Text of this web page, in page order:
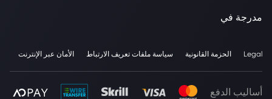
مدرجة في
Legal الحزمة القانونية سياسة ملفات تعريف الارتباط الأمان عبر الإنترنت
أساليب الدفع